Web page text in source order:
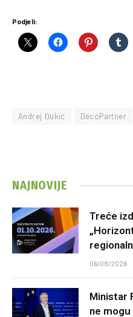
Podjeli:
Andrej Đukić DecoPartner
NAJNOVIJE
Treće
06/08/2026
Ministar
ne